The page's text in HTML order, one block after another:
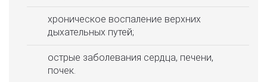
хроническое воспаление верхних
дыхательных путей;
острые заболевания сердца, печени,
почек.